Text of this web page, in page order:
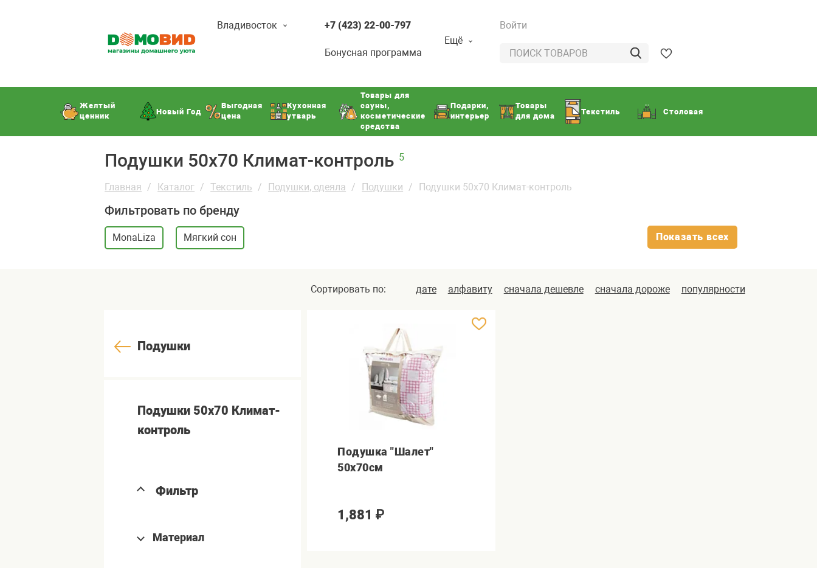
Владивосток +7 (423) 22-00-797
Бонусная программа
Ещё
Войти
Желтый
ценник
Новый Год
Выгодная
цена
Кухонная
утварь
Товары для
сауны,
косметические
средства
Подарки,
интерьер
Товары
для дома
Текстиль Столовая
Подушки 50x70 Климат-контроль 5
Главная Каталог Текстиль Подушки, одеяла Подушки Подушки 50x70 Климат-контроль
Фильтровать по бренду
MonaLiza Мягкий сон Показать всех
Сортировать по: дате алфавиту сначала дешевле сначала дороже популярности
Подушки
Подушки 50x70 Климат-
контроль
Фильтр
Материал
Подушка "Шалет"
50х70см
1,881 ₽